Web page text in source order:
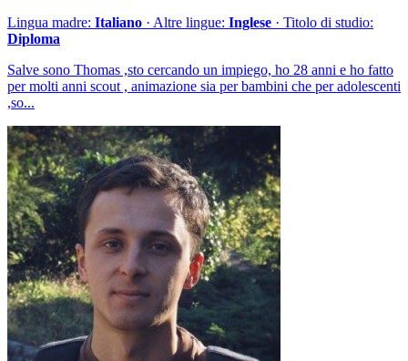
Lingua madre: Italiano · Altre lingue: Inglese · Titolo di studio:
Diploma
Salve sono Thomas ,sto cercando un impiego, ho 28 anni e ho fatto
per molti anni scout , animazione sia per bambini che per adolescenti
,so...